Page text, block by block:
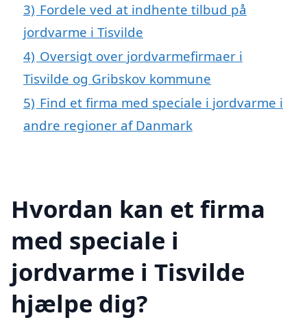
3) Fordele ved at indhente tilbud på
jordvarme i Tisvilde
4) Oversigt over jordvarmefirmaer i
Tisvilde og Gribskov kommune
5) Find et firma med speciale i jordvarme i
andre regioner af Danmark
Hvordan kan et firma
med speciale i
jordvarme i Tisvilde
hjælpe dig?